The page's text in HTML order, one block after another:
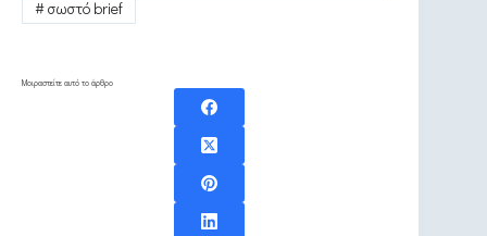
#σωστό brief
Μοιραστείτε αυτό το άρθρο